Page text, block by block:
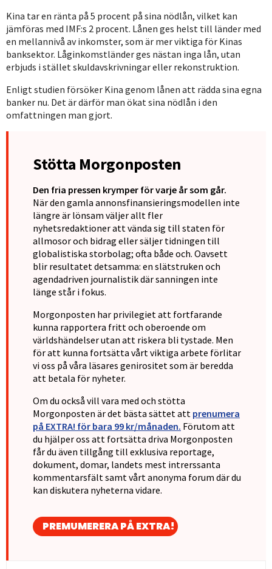
Kina tar en ränta på 5 procent på sina nödlån, vilket kan
jämföras med IMF:s 2 procent. Lånen ges helst till länder med
en mellannivå av inkomster, som är mer viktiga för Kinas
banksektor. Låginkomstländer ges nästan inga lån, utan
erbjuds i stället skuldavskrivningar eller rekonstruktion.
Enligt studien försöker Kina genom lånen att rädda sina egna
banker nu. Det är därför man ökat sina nödlån i den
omfattningen man gjort.
Stötta Morgonposten
Den fria pressen krymper för varje år som går.
När den gamla annonsfinansieringsmodellen inte
längre är lönsam väljer allt fler
nyhetsredaktioner att vända sig till staten för
allmosor och bidrag eller säljer tidningen till
globalistiska storbolag; ofta både och. Oavsett
blir resultatet detsamma: en slätstruken och
agendadriven journalistik där sanningen inte
länge står i fokus.
Morgonposten har privilegiet att fortfarande
kunna rapportera fritt och oberoende om
världshändelser utan att riskera bli tystade. Men
för att kunna fortsätta vårt viktiga arbete förlitar
vi oss på våra läsares genirositet som är beredda
att betala för nyheter.
Om du också vill vara med och stötta
Morgonposten är det bästa sättet att prenumera
på EXTRA! för bara 99 kr/månaden. Förutom att
du hjälper oss att fortsätta driva Morgonposten
får du även tillgång till exklusiva reportage,
dokument, domar, landets mest intrerssanta
kommentarsfält samt vårt anonyma forum där du
kan diskutera nyheterna vidare.
PREMUMERERA PÅ EXTRA!